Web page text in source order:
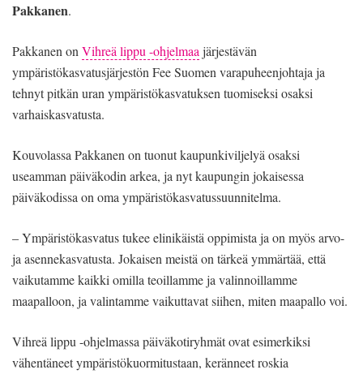
Pakkanen.
Pakkanen onVihreä lippu -ohjelmaajärjestävän
ympäristökasvatusjärjestön Fee Suomen varapuheenjohtaja ja
tehnyt pitkän uran ympäristökasvatuksen tuomiseksi osaksi
varhaiskasvatusta.
Kouvolassa Pakkanen on tuonut kaupunkiviljelyä osaksi
useamman päiväkodin arkea, ja nyt kaupungin jokaisessa
päiväkodissa on oma ympäristökasvatussuunnitelma.
– Ympäristökasvatus tukee elinikäistä oppimista ja on myös arvo-
ja asennekasvatusta. Jokaisen meistä on tärkeä ymmärtää, että
vaikutamme kaikki omilla teoillamme ja valinnoillamme
maapalloon, ja valintamme vaikuttavat siihen, miten maapallo voi.
Vihreä lippu -ohjelmassa päiväkotiryhmät ovat esimerkiksi
vähentäneet ympäristökuormitustaan, keränneet roskia